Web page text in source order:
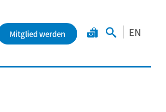
Mitglied werden EN